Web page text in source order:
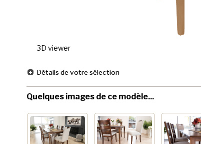
3D viewer
Détails de votre sélection
Quelques images de ce modèle...